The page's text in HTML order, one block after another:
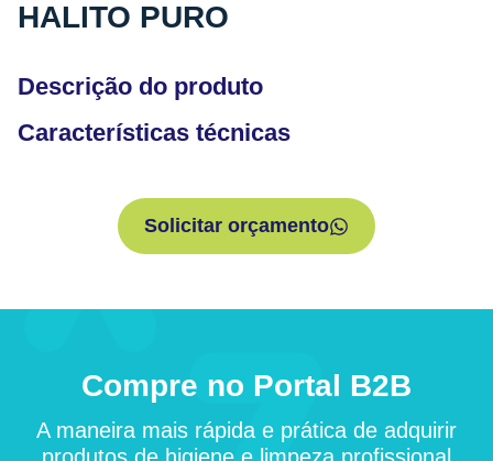
HALITO PURO
Descrição do produto
Características técnicas
Solicitar orçamento
Compre no Portal B2B
A maneira mais rápida e prática de adquirir